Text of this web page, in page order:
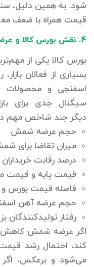
قیمت همراه با ضعف
4. نقش بورس کالا و عرضه شمش
بورس کالا یکی از
بسیاری از فعالان
اسفنجی و محصولات
سیگنال جدی برای
دیگر چند شاخص مهم
حجم عرضه شمش
میزان تقاضا برای
درصد رقابت خریداران
قیمت پایه و قیمت
فاصله قیمت بورس و
حجم عرضه آهن
رفتار تولیدکنندگان
اگر عرضه شمش کاهش
کند، احتمال رشد قیمت
می‌شود و برعکس، اگر